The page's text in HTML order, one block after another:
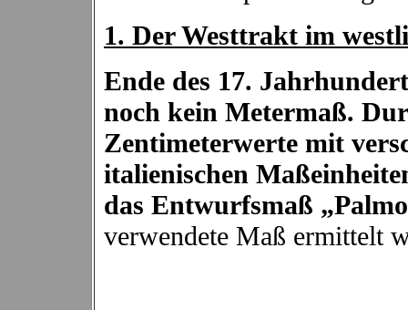
1. Der Westtrakt im
Ende des 17.
noch kein Metermaß.
Zentimeterwerte mit
italienischen
das Entwurfsmaß
verwendete Maß ermittelt